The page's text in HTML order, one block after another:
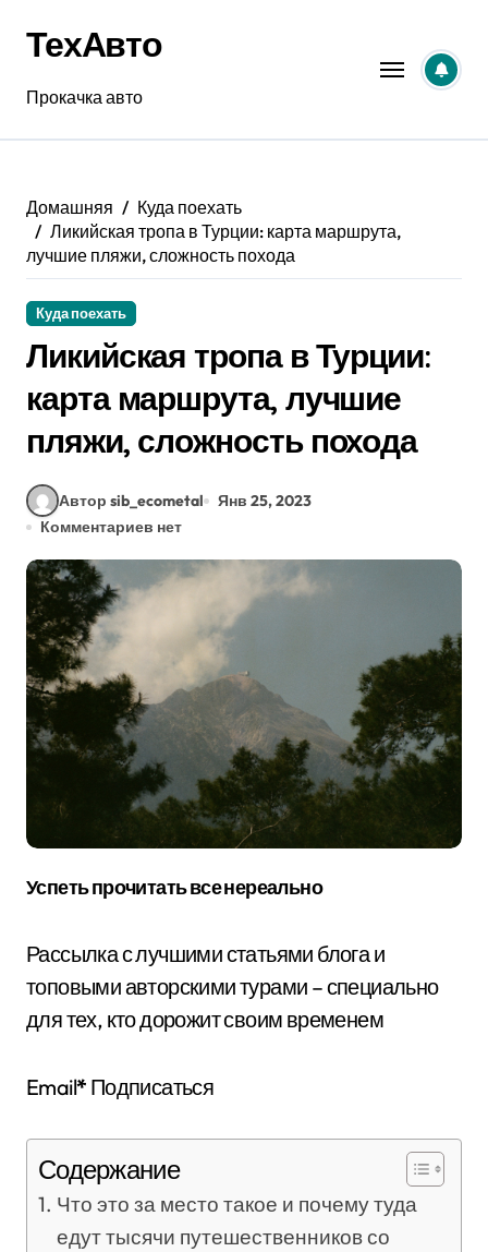
содержанию
ТехАвто
Прокачка авто
Домашняя
Куда поехать
Ликийская тропа в Турции: карта маршрута,
лучшие пляжи, сложность похода
Куда поехать
Ликийская тропа в Турции:
карта маршрута, лучшие
пляжи, сложность похода
Автор sib_ecometal
Янв 25, 2023
Комментариев нет
Успеть прочитать все нереально
Рассылка с лучшими статьями блога и
топовыми авторскими турами – специально
для тех, кто дорожит своим временем
Email* Подписаться
Содержание
Что это за место такое и почему туда
едут тысячи путешественников со